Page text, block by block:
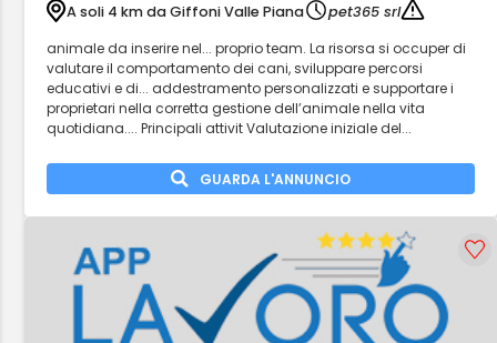
A soli 4 km da Giffoni Valle Piana
pet365 srl
animale da inserire nel... proprio team. La risorsa si occuper di
valutare il comportamento dei cani, sviluppare percorsi
educativi e di... addestramento personalizzati e supportare i
proprietari nella corretta gestione dell’animale nella vita
quotidiana.... Principali attivit Valutazione iniziale del...
GUARDA L'ANNUNCIO